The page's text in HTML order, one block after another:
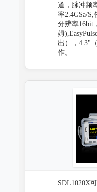
道，脉冲频
率2.4GSa/
分辨率16bit
姆
出），4.3"
作。
SDL1020X